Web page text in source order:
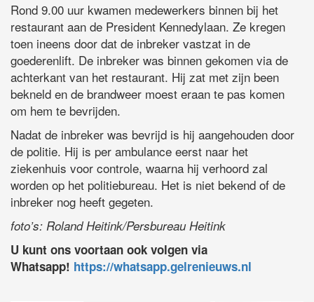
Rond 9.00 uur kwamen medewerkers binnen bij het
restaurant aan de President Kennedylaan. Ze kregen
toen ineens door dat de inbreker vastzat in de
goederenlift. De inbreker was binnen gekomen via de
achterkant van het restaurant. Hij zat met zijn been
bekneld en de brandweer moest eraan te pas komen
om hem te bevrijden.
Nadat de inbreker was bevrijd is hij aangehouden door
de politie. Hij is per ambulance eerst naar het
ziekenhuis voor controle, waarna hij verhoord zal
worden op het politiebureau. Het is niet bekend of de
inbreker nog heeft gegeten.
foto’s: Roland Heitink/Persbureau Heitink
U kunt ons voortaan ook volgen via
Whatsapp! https://whatsapp.gelrenieuws.nl